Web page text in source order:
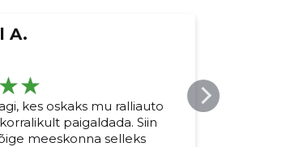
A.
kes oskaks mu ralliauto
paigaldada. Siin
meeskonna selleks